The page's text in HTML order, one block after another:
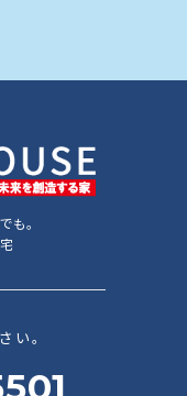
も。
い。